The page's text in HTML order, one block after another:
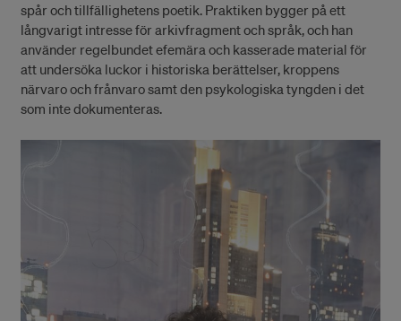
spår och tillfällighetens poetik. Praktiken bygger på ett
långvarigt intresse för arkivfragment och språk, och han
använder regelbundet efemära och kasserade material för
att undersöka luckor i historiska berättelser, kroppens
närvaro och frånvaro samt den psykologiska tyngden i det
som inte dokumenteras.